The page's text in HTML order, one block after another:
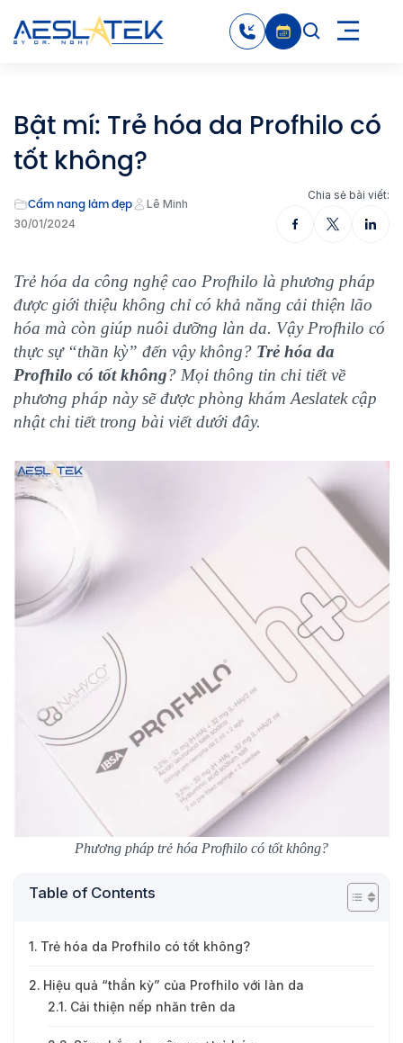
Bật mí: Trẻ hóa da Profhilo có
tốt không?
Cẩm nang làm đẹp
Lê Minh
30/01/2024
Chia sẻ bài viết:
Trẻ hóa da công nghệ cao Profhilo là phương pháp
được giới thiệu không chỉ có khả năng cải thiện lão
hóa mà còn giúp nuôi dưỡng làn da. Vậy Profhilo có
thực sự “thần kỳ” đến vậy không? Trẻ hóa da
Profhilo có tốt không? Mọi thông tin chi tiết về
phương pháp này sẽ được phòng khám Aeslatek cập
nhật chi tiết trong bài viết dưới đây.
Phương pháp trẻ hóa Profhilo có tốt không?
Table of Contents
Trẻ hóa da Profhilo có tốt không?
Hiệu quả “thần kỳ” của Profhilo với làn da
Cải thiện nếp nhăn trên da